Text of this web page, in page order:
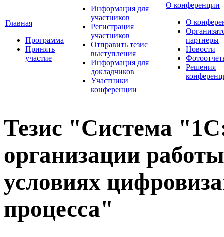
Главная
Программа
Принять
участие
Информация для
участников
Регистрация
участников
Отправить тезис
выступления
Информация для
докладчиков
Участники
конференции
О конференции
О
партнеры
Новости
Решения
Тезис "Система
организации
условиях
процесса"